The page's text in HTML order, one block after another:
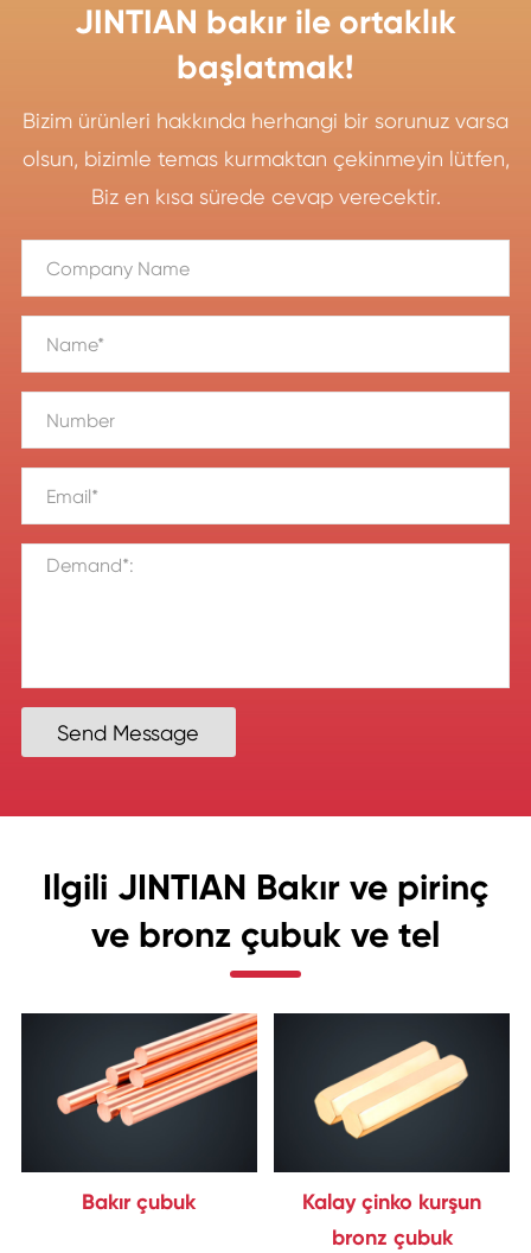
JINTIAN bakır ile ortaklık
başlatmak!
Bizim ürünleri hakkında herhangi bir sorunuz varsa
olsun, bizimle temas kurmaktan çekinmeyin lütfen,
Biz en kısa sürede cevap verecektir.
Send Message
Ilgili JINTIAN Bakır ve pirinç
ve bronz çubuk ve tel
Bakır çubuk
Kalay çinko kurşun
bronz çubuk